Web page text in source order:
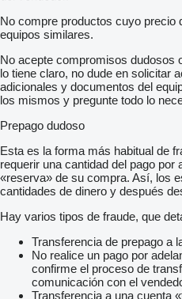
No compre productos cuyo precio
equipos similares.
No acepte compromisos dudosos
lo tiene claro, no dude en solicitar
adicionales y documentos del
los mismos y pregunte todo lo
Prepago dudoso
Esta es la forma más habitual de
requerir una cantidad del pago por
«reserva» de su compra. Así, los
cantidades de dinero y después
Hay varios tipos de fraude, que
Transferencia de prepago a
No realice un pago por
confirme el proceso de
comunicación con el
Transferencia a una cuenta